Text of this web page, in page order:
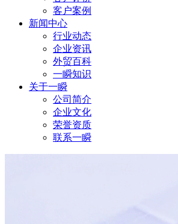
客户案例
新闻中心
行业动态
企业资讯
外贸百科
一瞬知识
关于一瞬
公司简介
企业文化
荣誉资质
联系一瞬